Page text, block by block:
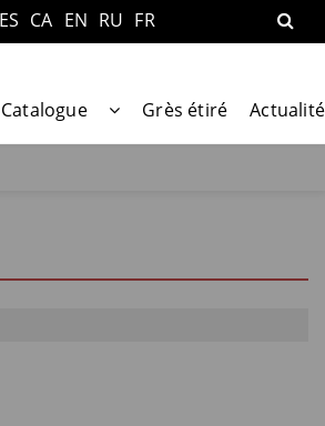
ES CA EN RU FR
Catalogue Grès étiré Actualité